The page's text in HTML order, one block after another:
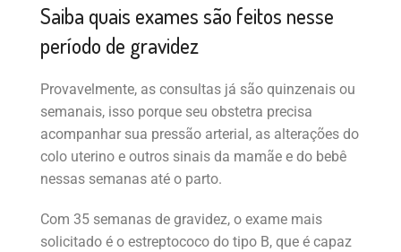
Saiba quais exames são feitos nesse
período de gravidez
Provavelmente, as consultas já são quinzenais ou
semanais, isso porque seu obstetra precisa
acompanhar sua pressão arterial, as alterações do
colo uterino e outros sinais da mamãe e do bebê
nessas semanas até o parto.
Com 35 semanas de gravidez, o exame mais
solicitado é o estreptococo do tipo B, que é capaz